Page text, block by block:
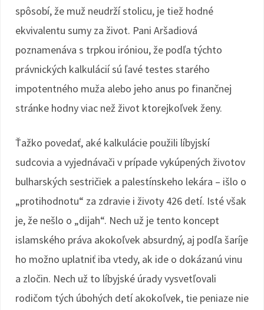
spôsobí, že muž neudrží stolicu, je tiež hodné
ekvivalentu sumy za život. Pani Aršadiová
poznamenáva s trpkou iróniou, že podľa týchto
právnických kalkulácií sú ľavé testes starého
impotentného muža alebo jeho anus po finančnej
stránke hodny viac než život ktorejkoľvek ženy.
Ťažko povedať, aké kalkulácie použili líbyjskí
sudcovia a vyjednávači v prípade vykúpených životov
bulharských sestričiek a palestínskeho lekára – išlo o
„protihodnotu“ za zdravie i životy 426 detí. Isté však
je, že nešlo o „dijah“. Nech už je tento koncept
islamského práva akokoľvek absurdný, aj podľa šaríje
ho možno uplatniť iba vtedy, ak ide o dokázanú vinu
a zločin. Nech už to líbyjské úrady vysvetľovali
rodičom tých úbohých detí akokoľvek, tie peniaze nie